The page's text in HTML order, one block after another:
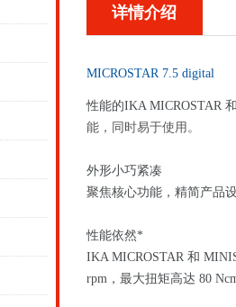
详情介绍
MICROSTAR 7.5 digital
性能的IKA MICROSTAR
能，同时易于使用。
外形小巧紧凑
聚焦核心功能，精简产品
性能依然*
IKA MICROSTAR 和
rpm，最大扭矩高达 80